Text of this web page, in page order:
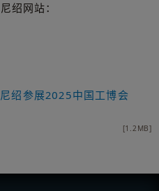
绍网站：
绍参展2025中国工博会
[1.2MB]